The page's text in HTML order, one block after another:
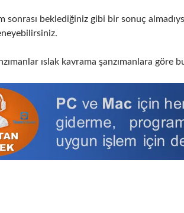
sonrası beklediğiniz gibi bir sonuç
ıslak kavrama şanzımanlara